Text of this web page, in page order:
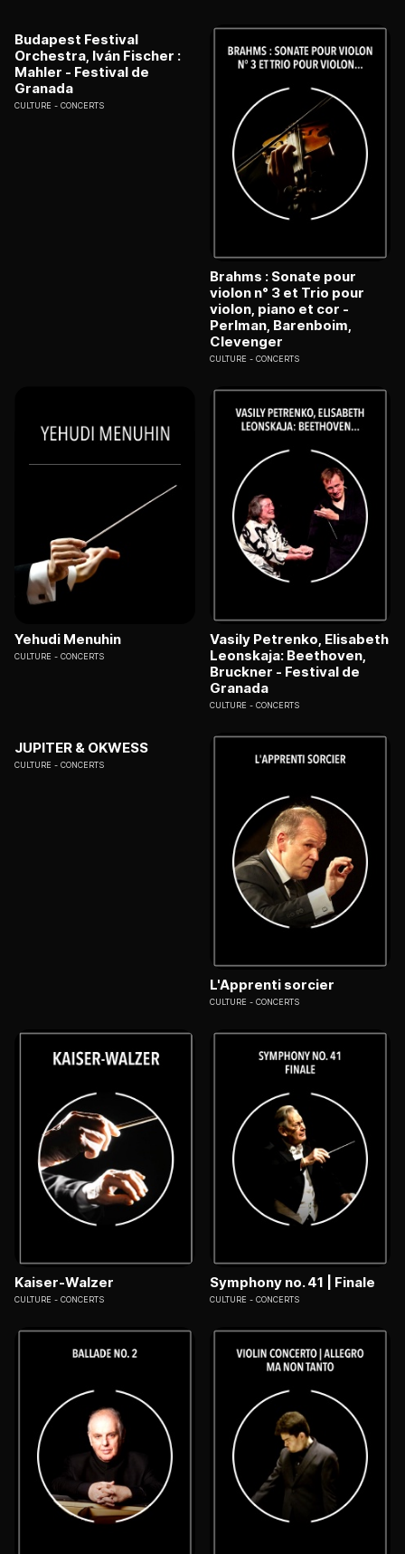
Budapest Festival
Orchestra, Iván Fischer :
Mahler - Festival de
Granada
CULTURE CONCERTS
Brahms : Sonate pour
violon n° 3 et Trio pour
violon, piano et cor -
Perlman, Barenboim,
Clevenger
CULTURE CONCERTS
Yehudi Menuhin
CULTURE CONCERTS
Vasily Petrenko, Elisabeth
Leonskaja: Beethoven,
Bruckner - Festival de
Granada
CULTURE CONCERTS
JUPITER & OKWESS
CULTURE CONCERTS
L'Apprenti sorcier
CULTURE CONCERTS
Kaiser-Walzer
CULTURE CONCERTS
Symphony no. 41 | Finale
CULTURE CONCERTS